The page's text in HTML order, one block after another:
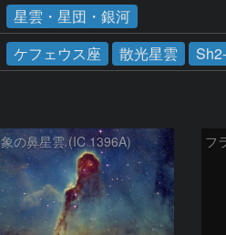
星雲・星団・銀河
ケフェウス座 散光星雲
象の鼻星雲 (IC 1396A)